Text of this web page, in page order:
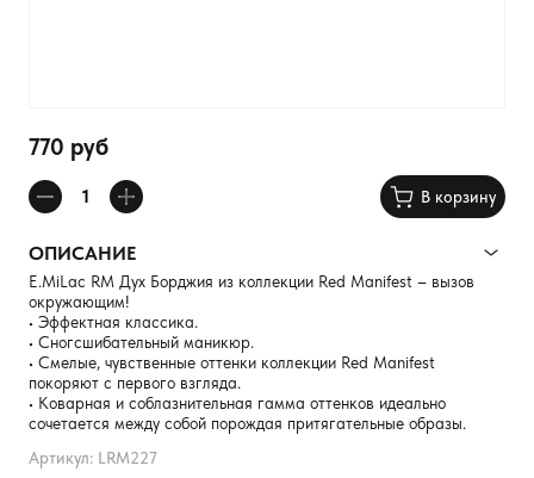
770 руб
В корзину
ОПИСАНИЕ
E.MiLac RM Дух Борджия из коллекции Red Manifest – вызов
окружающим!
• Эффектная классика.
• Сногсшибательный маникюр.
• Смелые, чувственные оттенки коллекции Red Manifest
покоряют с первого взгляда.
• Коварная и соблазнительная гамма оттенков идеально
сочетается между собой порождая притягательные образы.
Артикул: LRM227